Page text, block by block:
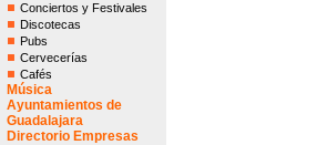
Conciertos y Festivales
Discotecas
Pubs
Cervecerías
Cafés
Música
Ayuntamientos de
Guadalajara
Directorio Empresas